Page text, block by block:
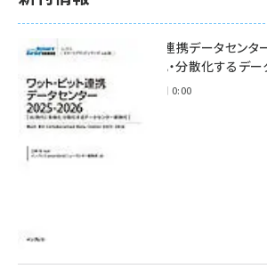
ワット・ビット連携データセ
時代に多様化・分散化するデ
2025年11月28日 0:00